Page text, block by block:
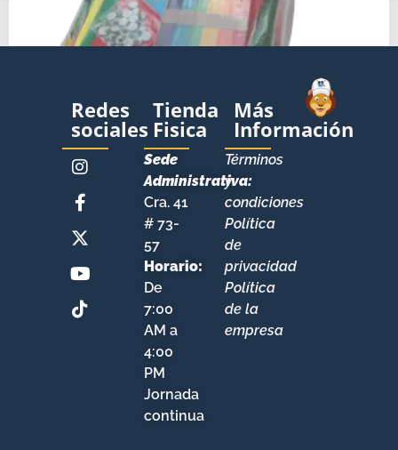
KIT DE ARTE PREESCOLAR WALKERS – STEP B
70.000,00
Añadir al carrito
Redes
sociales
Tienda
Fisica
Sede
Administrativa:
Cra. 41
# 73-
57
Horario:
De
7:00
AM a
4:00
PM
Jornada
continua
Más
Información
Términos
y
condiciones
Política
de
privacidad
Política
de la
empresa